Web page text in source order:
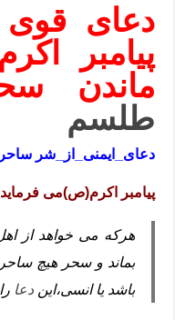
دعای قوی
پیامبر
ماندن
طلسم
دعای_ایمنی_از_شر
پیامبر اکرم(ص)می
هرکه می خواهد از
بماند و سحر هیچ
باشد یا انسی،ایندعا